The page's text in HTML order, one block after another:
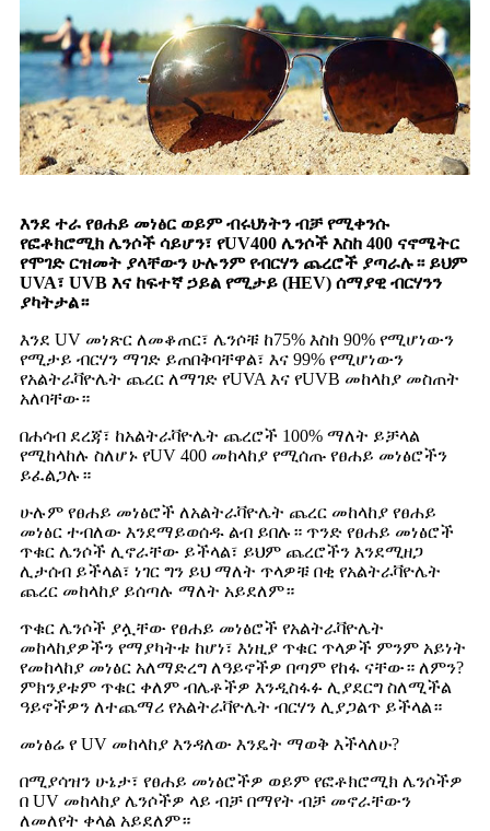
እንደ ተራ የፀሐይ መነፅር ወይም ብሩህነትን ብቻ የሚቀንሱ
የፎቶክሮሚክ ሌንሶች ሳይሆን፣ የUV400 ሌንሶች እስከ 400 ናኖሜትር
የሞገድ ርዝመት ያላቸውን ሁሉንም የብርሃን ጨረሮች ያጣራሉ። ይህም
UVA፣ UVB እና ከፍተኛ ኃይል የሚታይ (HEV) ሰማያዊ ብርሃንን
ያካትታል።
እንደ UV መነጽር ለመቆጠር፣ ሌንሶቹ ከ75% እስከ 90% የሚሆነውን
የሚታይ ብርሃን ማገድ ይጠበቅባቸዋል፣ እና 99% የሚሆነውን
የአልትራቫዮሌት ጨረር ለማገድ የUVA እና የUVB መከላከያ መስጠት
አለባቸው።
በሐሳብ ደረጃ፣ ከአልትራቫዮሌት ጨረሮች 100% ማለት ይቻላል
የሚከላከሉ ስለሆኑ የUV 400 መከላከያ የሚሰጡ የፀሐይ መነፅሮችን
ይፈልጋሉ።
ሁሉም የፀሐይ መነፅሮች ለአልትራቫዮሌት ጨረር መከላከያ የፀሐይ
መነፅር ተብለው እንደማይወሰዱ ልብ ይበሉ። ጥንድ የፀሐይ መነፅሮች
ጥቁር ሌንሶች ሊኖራቸው ይችላል፣ ይህም ጨረሮችን እንደሚዘጋ
ሊታሰብ ይችላል፣ ነገር ግን ይህ ማለት ጥላዎቹ በቂ የአልትራቫዮሌት
ጨረር መከላከያ ይሰጣሉ ማለት አይደለም።
ጥቁር ሌንሶች ያሏቸው የፀሐይ መነፅሮች የአልትራቫዮሌት
መከላከያዎችን የማያካትቱ ከሆነ፣ እነዚያ ጥቁር ጥላዎች ምንም አይነት
የመከላከያ መነፅር አለማድረግ ለዓይኖችዎ በጣም የከፋ ናቸው። ለምን?
ምክንያቱም ጥቁር ቀለም ብሌቶችዎ እንዲስፋፉ ሊያደርግ ስለሚችል
ዓይኖችዎን ለተጨማሪ የአልትራቫዮሌት ብርሃን ሊያጋልጥ ይችላል።
መነፅሬ የ UV መከላከያ እንዳለው እንዴት ማወቅ እችላለሁ?
በሚያሳዝን ሁኔታ፣ የፀሐይ መነፅሮችዎ ወይም የፎቶክሮሚክ ሌንሶችዎ
በ UV መከላከያ ሌንሶችዎ ላይ ብቻ በማየት ብቻ መኖራቸውን
ለመለየት ቀላል አይደለም።